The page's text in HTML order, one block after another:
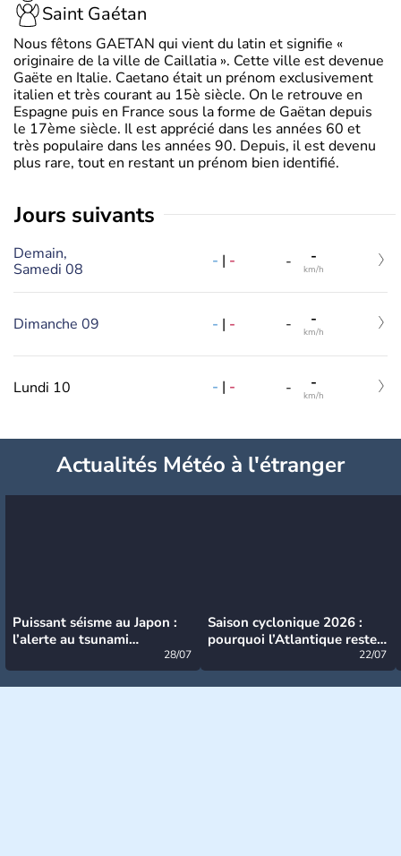
Saint Gaétan
Nous fêtons GAETAN qui vient du latin et signifie «
originaire de la ville de Caillatia ». Cette ville est devenue
Gaëte en Italie. Caetano était un prénom exclusivement
italien et très courant au 15è siècle. On le retrouve en
Espagne puis en France sous la forme de Gaëtan depuis
le 17ème siècle. Il est apprécié dans les années 60 et
très populaire dans les années 90. Depuis, il est devenu
plus rare, tout en restant un prénom bien identifié.
jours suivants
Demain,
Samedi 08
- | - - -
km/h
Dimanche 09 - | - - -
km/h
Lundi 10 - | - - -
km/h
Actualités Météo à l'étranger
Puissant séisme au Japon :
l’alerte au tsunami
28/07
Saison cyclonique 2026 :
pourquoi l’Atlantique reste
22/07